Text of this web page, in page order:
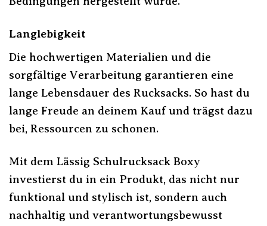
Langlebigkeit
Die hochwertigen Materialien und die
sorgfältige Verarbeitung garantieren eine
lange Lebensdauer des Rucksacks. So hast du
lange Freude an deinem Kauf und trägst dazu
bei, Ressourcen zu schonen.
Mit dem Lässig Schulrucksack Boxy
investierst du in ein Produkt, das nicht nur
funktional und stylisch ist, sondern auch
nachhaltig und verantwortungsbewusst